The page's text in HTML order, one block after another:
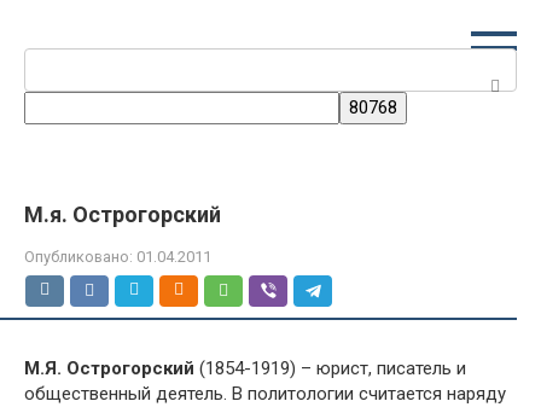
М.я. Острогорский
Опубликовано: 01.04.2011
М.Я. Острогорский (1854-1919) – юрист, писатель и
общественный деятель. В политологии считается наряду